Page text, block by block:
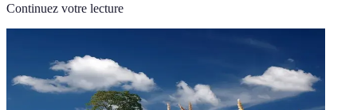
Continuez votre lecture